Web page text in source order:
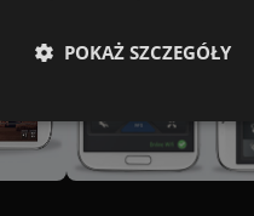
POKAŻ SZCZEGÓŁY